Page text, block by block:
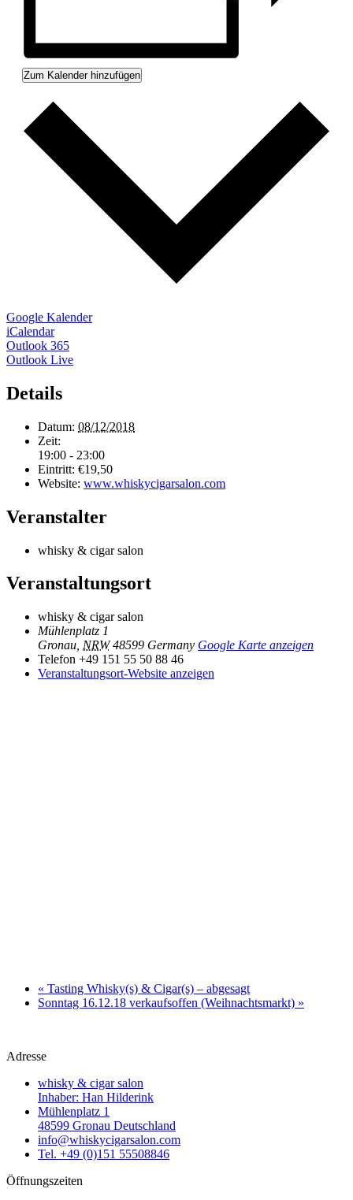
Zum Kalender hinzufügen
Google Kalender
iCalendar
Outlook 365
Outlook Live
Details
Datum: 08/12/2018
Zeit:
19:00 - 23:00
Eintritt: €19,50
Website: www.whiskycigarsalon.com
Veranstalter
whisky & cigar salon
Veranstaltungsort
whisky & cigar salon
Mühlenplatz 1
Gronau NRW 48599 Germany Google Karte anzeigen
Telefon +49 151 55 50 88 46
Veranstaltungsort-Website anzeigen
« Tasting Whisky(s) & Cigar(s) – abgesagt
Sonntag 16.12.18 verkaufsoffen (Weihnachtsmarkt) »
Adresse
whisky & cigar salon
Inhaber: Han Hilderink
Mühlenplatz 1
48599 Gronau Deutschland
info@whiskycigarsalon.com
Tel. +49 (0)151 55508846
Öffnungszeiten